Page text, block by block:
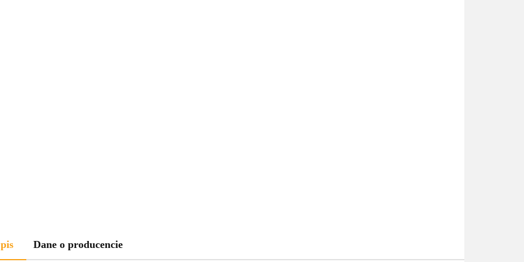
Dane o producencie